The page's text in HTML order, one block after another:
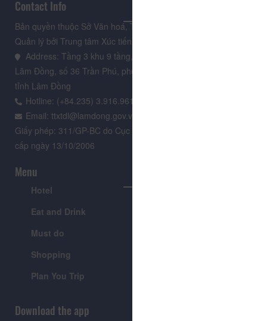
Contact Info
Bản quyền thuộc Sở Văn hoá, Thể thao và Du lịch Lâm Đồng.
Quản lý bởi Trung tâm Xúc tiến Du lịch Lâm Đồng
Address: Tầng 3 khu 9 tầng, Trung tâm Hành chính tỉnh
Lâm Đồng, số 36 Trần Phú, phường Xuân Hương - Đà Lạt,
tỉnh Lâm Đồng
Hotline: (+84.235) 3.916.961
Email: ttxtdl@lamdong.gov.vn
Giấy phép: 311/GP-BC do Cục Báo chí - Bộ Văn hóa Thông tin
cấp ngày 13/10/2006
Menu
Hotel
Eat and Drink
Must do
Shopping
Plan You Trip
Download the app